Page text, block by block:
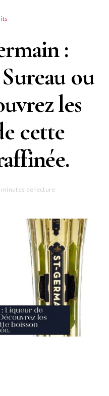
:
ou
les
cette
minutes de lecture